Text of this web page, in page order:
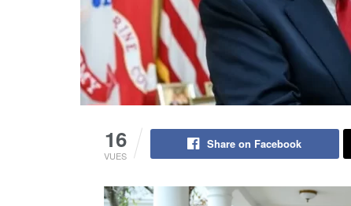
16
VUES
Share on Facebook